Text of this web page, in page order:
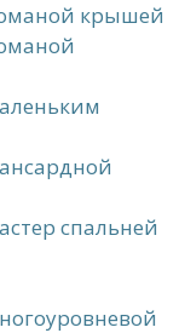
крышей
спальней